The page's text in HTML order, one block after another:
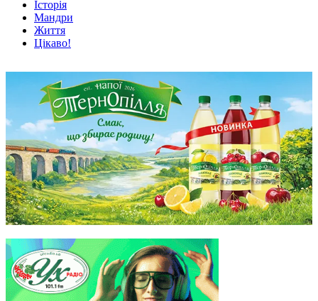
Історія
Мандри
Життя
Цікаво!